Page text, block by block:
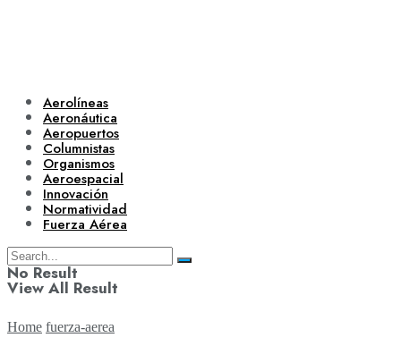
Aerolíneas
Aeronáutica
Aeropuertos
Columnistas
Organismos
Aeroespacial
Innovación
Normatividad
Fuerza Aérea
No Result
View All Result
Home fuerza-aerea